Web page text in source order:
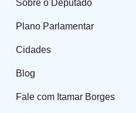
Sobre o Deputado
Plano Parlamentar
Cidades
Blog
Fale com Itamar Borges